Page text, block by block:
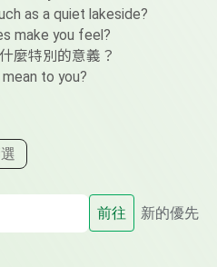
as a quiet lakeside?
make you feel?
麼特別的意義？
to you?
前往 新的優先